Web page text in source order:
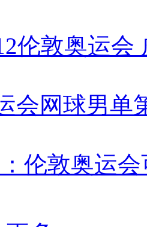
伦敦奥运会
会网球男单
伦敦奥运